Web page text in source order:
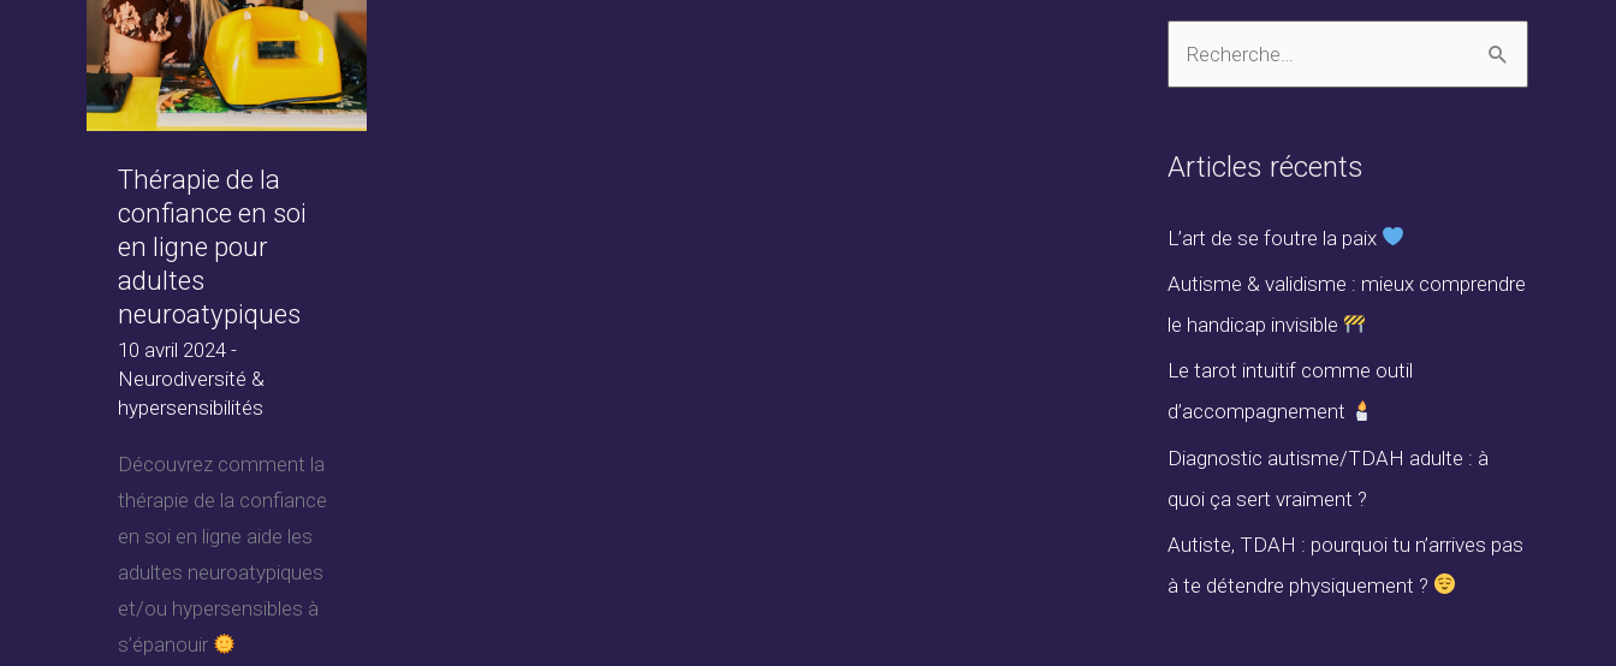
Thérapie de la
confiance en soi
en ligne pour
adultes
neuroatypiques
10 avril 2024 -
Neurodiversité &
hypersensibilités
Découvrez comment la
thérapie de la confiance
en soi en ligne aide les
adultes neuroatypiques
et/ou hypersensibles à
s’épanouir
h
e
:
Articles récents
L’art de se foutre la paix
Autisme & validisme : mieux comprendre
le handicap invisible
Le tarot intuitif comme outil
d’accompagnement
Diagnostic autisme/TDAH adulte : à
quoi ça sert vraiment ?
Autiste, TDAH : pourquoi tu n’arrives pas
à te détendre physiquement ?